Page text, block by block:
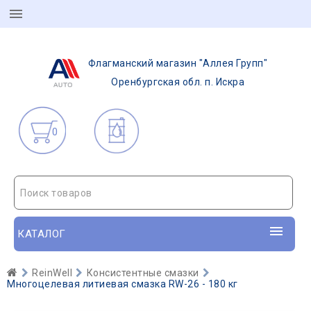
Флагманский магазин "Аллея Групп"
Оренбургская обл. п. Искра
0
Поиск товаров
КАТАЛОГ
ReinWell
Консистентные смазки
Многоцелевая литиевая смазка RW-26 - 180 кг